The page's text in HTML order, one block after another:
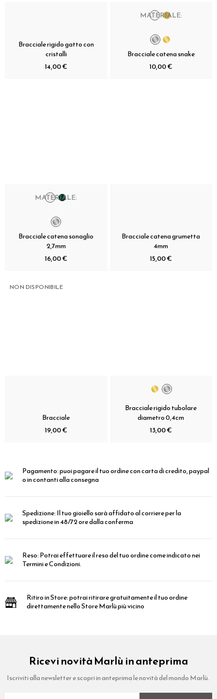
Bracciale rigido gatto con
cristalli
14,00 €
MATERIALE:
Bracciale catena snake
10,00 €
MATERIALE:
Bracciale catena sonaglio
2,7mm
16,00 €
Bracciale catena grumetta
4mm
15,00 €
NON DISPONIBILE
Bracciale
19,00 €
Bracciale rigido tubolare
diametro 0,4cm
13,00 €
Pagamento:puoi pagare il tuo ordine con carta di credito, paypal
o in contanti alla consegna
Spedizione:Il tuo gioiello sarà affidato al corriere per la
spedizione in 48/72 ore dalla conferma
Reso:Potrai effettuare il reso del tuo ordine come indicato nei
Termini e Condizioni.
Ritiro in Store:potrai ritirare gratuitamente il tuo ordine
direttamente nello Store Marlù più vicino
Ricevi novità Marlù in anteprima
Iscriviti alla newsletter e scopri in anteprima le novità del mondo Marlù.